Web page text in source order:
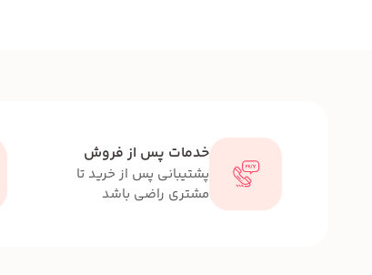
خدمات پس از فروش
پشتیبانی پس از خرید تا
مشتری راضی باشد